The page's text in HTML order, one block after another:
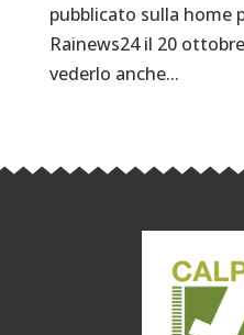
pubblicato sulla home
Rainews24 il 20
vederlo anche...